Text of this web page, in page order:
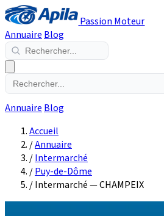
Passion Moteur
Annuaire Blog
Annuaire Blog
Accueil
/Annuaire
/Intermarché
/Puy-de-Dôme
/Intermarché — CHAMPEIX